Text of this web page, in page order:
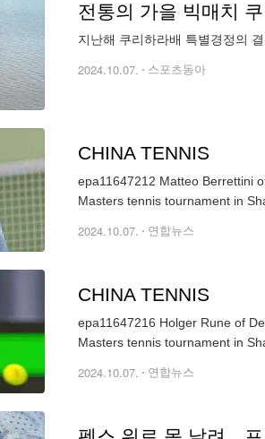
전통의 가을 빅매치
2024.10.07. 스포츠동아
CHINA TENNIS
epa11647212 Matteo Berrettini
2024.10.07. 연합뉴스
CHINA TENNIS
epa11647216 Holger Rune of
2024.10.07. 연합뉴스